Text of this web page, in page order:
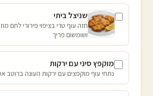
שניצל ביתי
חזה עוף טרי בציפוי פירורי לחם
ושומשום פריך
מוקפץ סיני עם ירקות
נתחי עוף מוקפצים עם ירקות העונה ברוטב